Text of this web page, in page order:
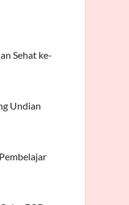
Sehat ke-
Undian